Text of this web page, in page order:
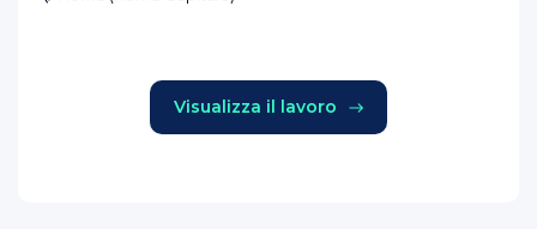
Visualizza il lavoro